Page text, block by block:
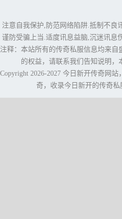
注意自我保护,防范网络陷阱.抵制不良
谨防受骗上当.适度讯息益脑,沉迷讯息
注释：本站所有的传奇私服信息均来
的权益，请联系我们告知说明，
Copyright 2026-2027 今日新开传奇网站
奇，收录今日新开的传奇私